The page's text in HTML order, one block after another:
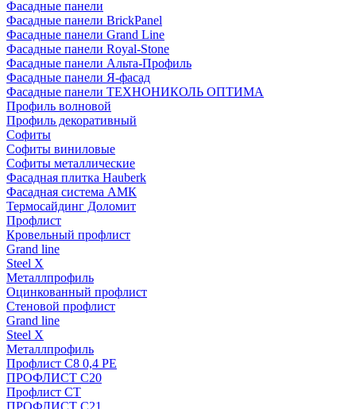
Фасадные панели
Фасадные панели BrickPanel
Фасадные панели Grand Line
Фасадные панели Royal-Stone
Фасадные панели Альта-Профиль
Фасадные панели Я-фасад
Фасадные панели ТЕХНОНИКОЛЬ ОПТИМА
Профиль волновой
Профиль декоративный
Софиты
Софиты виниловые
Софиты металлические
Фасадная плитка Hauberk
Фасадная система АМК
Термосайдинг Доломит
Профлист
Кровельный профлист
Grand line
Steel X
Металлпрофиль
Оцинкованный профлист
Стеновой профлист
Grand line
Steel X
Металлпрофиль
Профлист С8 0,4 РЕ
ПРОФЛИСТ С20
Профлист СТ
ПРОФЛИСТ С21